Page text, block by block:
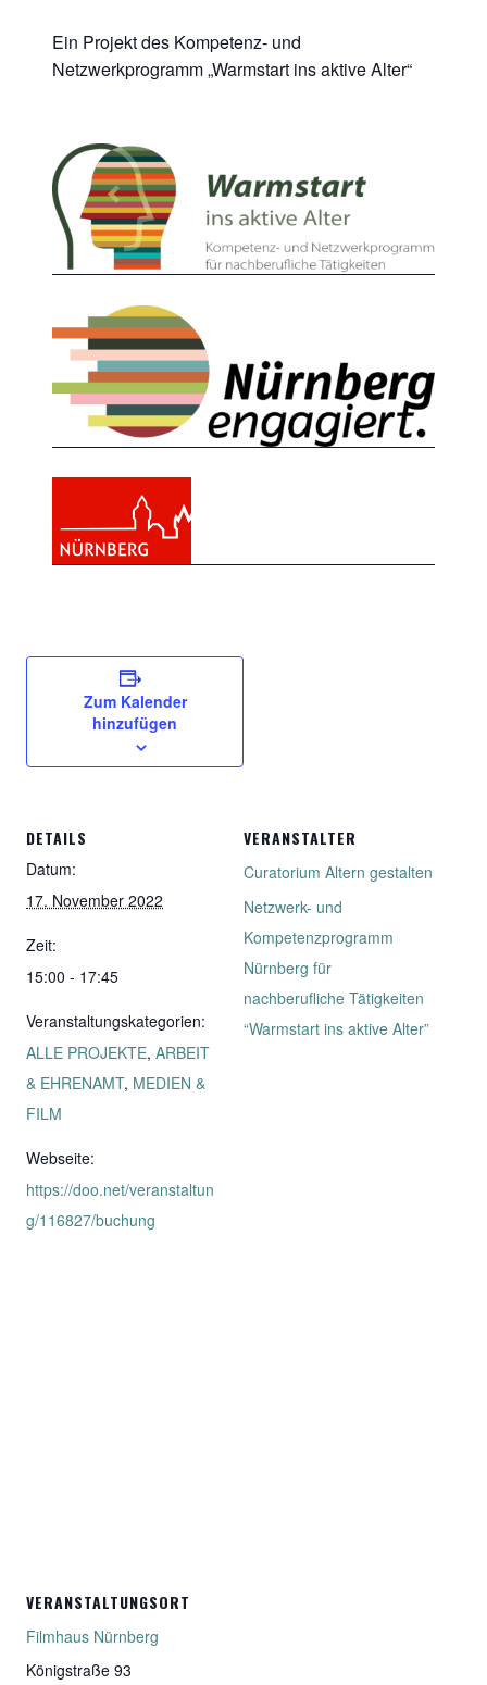
Ein Projekt des Kompetenz- und
Netzwerkprogramm „Warmstart ins aktive Alter“
Zum Kalender
hinzufügen
DETAILS
Datum:
17. November 2022
Zeit:
15:00 - 17:45
Veranstaltungskategorien:
ALLE PROJEKTE, ARBEIT
& EHRENAMT, MEDIEN &
FILM
Webseite:
https://doo.net/veranstaltun
g/116827/buchung
VERANSTALTER
Curatorium Altern gestalten
Netzwerk- und
Kompetenzprogramm
Nürnberg für
nachberufliche Tätigkeiten
“Warmstart ins aktive Alter”
VERANSTALTUNGSORT
Filmhaus Nürnberg
Königstraße 93